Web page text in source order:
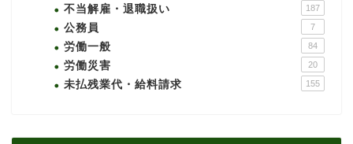
不当解雇・退職扱い 187
公務員 7
労働一般 84
労働災害 20
未払残業代・給料請求 155